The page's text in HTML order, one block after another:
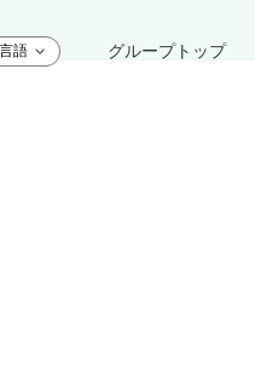
グループトップ